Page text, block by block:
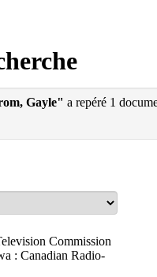
Gayle" a repéré 1
Commission
: Canadian Radio-